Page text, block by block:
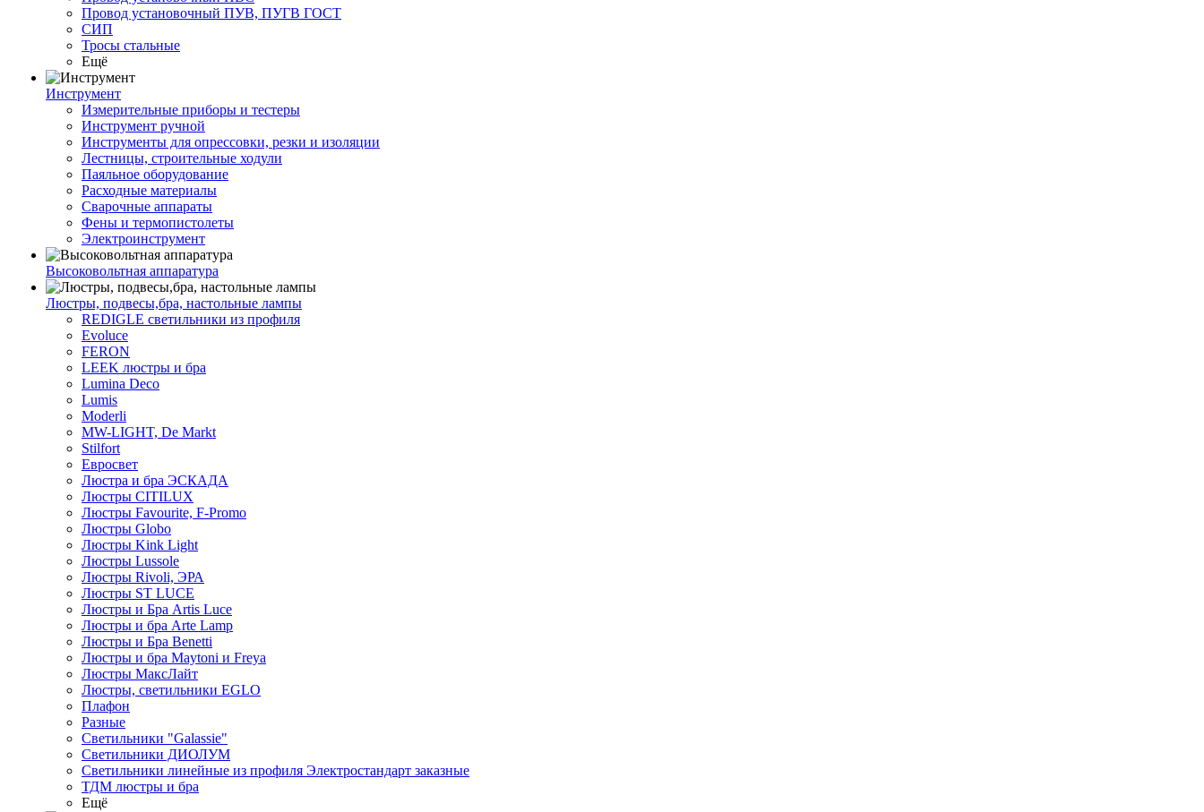
Провод установочный ПУВ, ПУГВ ГОСТ
СИП
Тросы стальные
Ещё
Инструмент
Измерительные приборы и тестеры
Инструмент ручной
Инструменты для опрессовки, резки и изоляции
Лестницы, строительные ходули
Паяльное оборудование
Расходные материалы
Сварочные аппараты
Фены и термопистолеты
Электроинструмент
Высоковольтная аппаратура
Люстры, подвесы,бра, настольные лампы
REDIGLE светильники из профиля
Evoluce
FERON
LEEK люстры и бра
Lumina Deco
Lumis
Moderli
MW-LIGHT, De Markt
Stilfort
Евросвет
Люстра и бра ЭСКАДА
Люстры CITILUX
Люстры Favourite, F-Promo
Люстры Globo
Люстры Kink Light
Люстры Lussole
Люстры Rivoli, ЭРА
Люстры ST LUCE
Люстры и Бра Artis Luce
Люстры и бра Arte Lamp
Люстры и Бра Benetti
Люстры и бра Maytoni и Freya
Люстры МаксЛайт
Люстры, светильники EGLO
Плафон
Разные
Светильники "Galassie"
Светильники ДИОЛУМ
Светильники линейные из профиля Электростандарт заказные
ТДМ люстры и бра
Ещё